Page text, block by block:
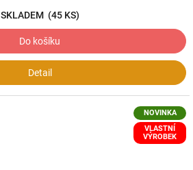
SKLADEM (45 KS)
Do košíku
Detail
NOVINKA
VLASTNÍ
VÝROBEK